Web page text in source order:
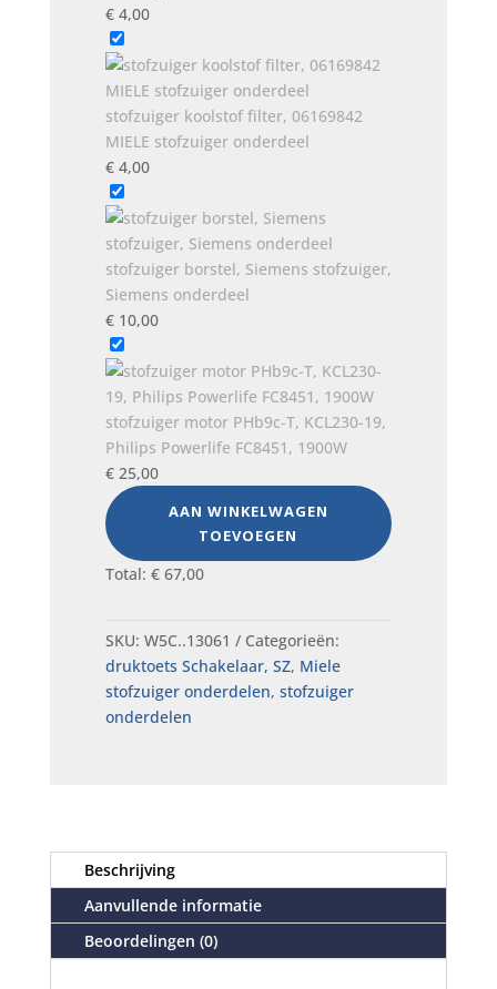
€4,00
stofzuiger koolstof filter, 06169842
MIELE stofzuiger onderdeel
€4,00
stofzuiger borstel, Siemens stofzuiger,
Siemens onderdeel
€10,00
stofzuiger motor PHb9c-T, KCL230-19,
Philips Powerlife FC8451, 1900W
€25,00
AAN WINKELWAGEN
TOEVOEGEN
Total: €67,00
SKU: W5C..13061
Categorieën:
druktoets Schakelaar, SZ, Miele
stofzuiger onderdelen, stofzuiger
onderdelen
Beschrijving
Aanvullende informatie
Beoordelingen (0)